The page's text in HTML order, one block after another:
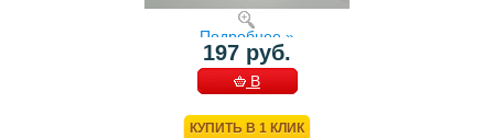
Подробнее »
197 руб.
В
КУПИТЬ В 1 КЛИК